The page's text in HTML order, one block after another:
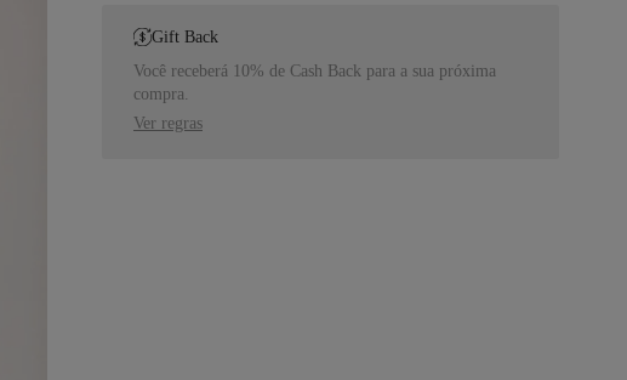
Gift Back
Você receberá 10% de Cash Back para a sua próxima
compra.
Ver regras